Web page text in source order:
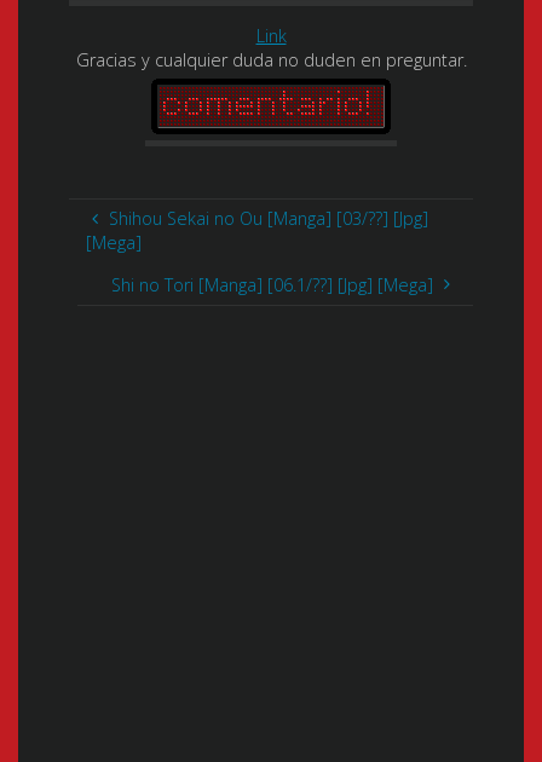
Link
Gracias y cualquier duda no duden en preguntar.
Shihou Sekai no Ou [Manga] [03/??] [Jpg]
[Mega]
Shi no Tori [Manga] [06.1/??] [Jpg] [Mega]